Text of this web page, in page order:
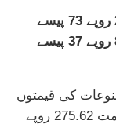
نگراں حکومت نے پیٹرول کی قیمت میں 2 روپے 73 پیسے
اضافہ کردیا ہے، جبکہ ہائی اسپیڈ ڈیزل 8 روپے 37 پیسے
کی قیمتوں
میں ردوبدل کے بعد پیٹرول کی فی لیٹر قیمت 275.62 روپے